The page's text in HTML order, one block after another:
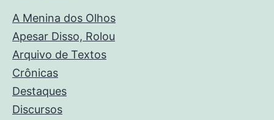
A Menina dos Olhos
Apesar Disso, Rolou
Arquivo de Textos
Crônicas
Destaques
Discursos